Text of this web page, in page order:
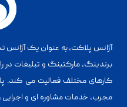
آژانس پلاکت، به عنوان یک
برندینگ، مارکتینگ و تبلیغات در
کارهای مختلف فعالیت می کند.
مجرب، خدمات مشاوره ای و اجرایی